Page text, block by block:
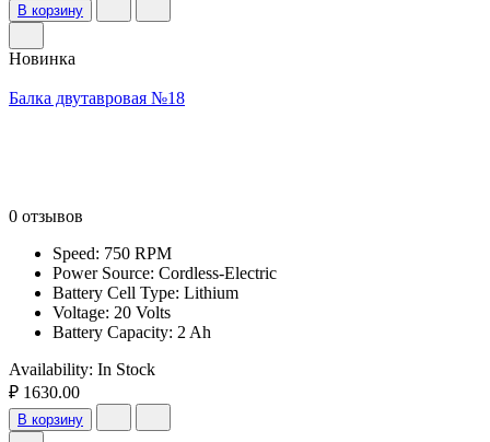
В корзину
Новинка
Балка двутавровая №18
0 отзывов
Speed: 750 RPM
Power Source: Cordless-Electric
Battery Cell Type: Lithium
Voltage: 20 Volts
Battery Capacity: 2 Ah
Availability: In Stock
₽ 1630.00
В корзину